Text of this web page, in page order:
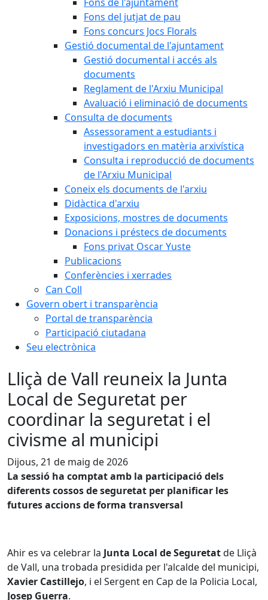
Fons del jutjat de pau
Fons concurs Jocs Florals
Gestió documental de l'ajuntament
Gestió documental i accés als
documents
Reglament de l'Arxiu Municipal
Avaluació i eliminació de documents
Consulta de documents
Assessorament a estudiants i
investigadors en matèria arxivística
Consulta i reproducció de documents
de l'Arxiu Municipal
Coneix els documents de l'arxiu
Didàctica d'arxiu
Exposicions, mostres de documents
Donacions i préstecs de documents
Fons privat Oscar Yuste
Publicacions
Conferències i xerrades
Can Coll
Govern obert i transparència
Portal de transparència
Participació ciutadana
Seu electrònica
Lliçà de Vall reuneix la Junta
Local de Seguretat per
coordinar la seguretat i el
civisme al municipi
Dijous, 21 de maig de 2026
La sessió ha comptat amb la participació dels
diferents cossos de seguretat per planificar les
futures accions de forma transversal
Ahir es va celebrar la Junta Local de Seguretatde Lliçà
de Vall, una trobada presidida per l'alcalde del municipi,
Xavier Castillejo, i el Sergent en Cap de la Policia Local,
Josep Guerra.